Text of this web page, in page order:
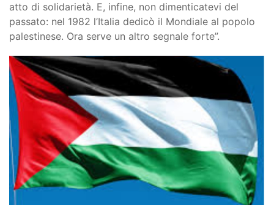
atto di solidarietà. E, infine, non dimenticatevi del
passato: nel 1982 l’Italia dedicò il Mondiale al popolo
palestinese. Ora serve un altro segnale forte”.